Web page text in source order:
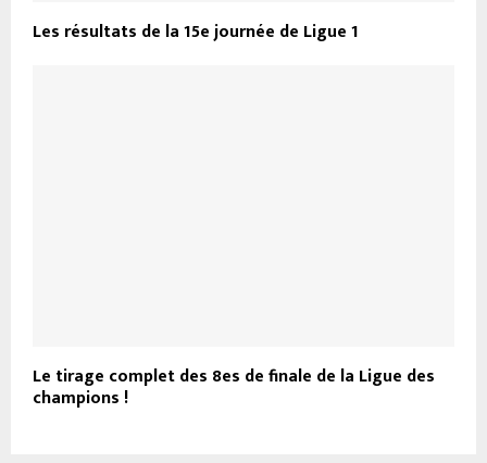
Les résultats de la 15e journée de Ligue 1
Le tirage complet des 8es de finale de la Ligue des
champions !